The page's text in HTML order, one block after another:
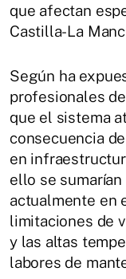
que afectan
Castilla-La
Según ha
profesionales
que el sistema
consecuencia
en
ello se
actualmente en
limitaciones de
y las altas
labores de